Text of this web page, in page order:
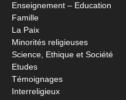
Enseignement – Education
Famille
La Paix
Minorités religieuses
Science, Ethique et Société
Etudes
Témoignages
Interreligieux